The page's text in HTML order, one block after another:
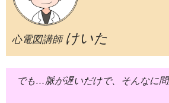
心電図講師 けいた
でも…脈が遅いだけで、そんなに